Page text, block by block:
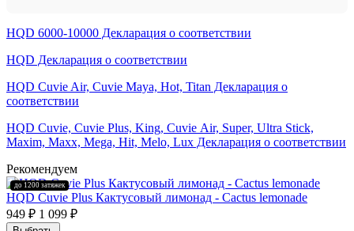
HQD 6000-10000 Декларация о соответствии
HQD Декларация о соответствии
HQD Cuvie Air, Cuvie Maya, Hot, Titan Декларация о
соответствии
HQD Cuvie, Cuvie Plus, King, Cuvie Аir, Super, Ultra Stick,
Maxim, Махх, Mega, Hit, Меlо, Lux Декларация о соответствии
Рекомендуем
до 1200 затяжек
HQD Cuvie Plus Кактусовый лимонад - Cactus lemonade
949 ₽ 1 099 ₽